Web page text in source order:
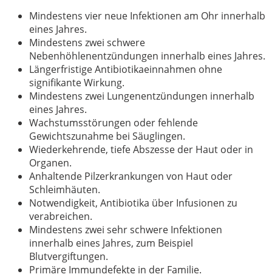
Mindestens vier neue Infektionen am Ohr innerhalb
eines Jahres.
Mindestens zwei schwere
Nebenhöhlenentzündungen innerhalb eines Jahres.
Längerfristige Antibiotikaeinnahmen ohne
signifikante Wirkung.
Mindestens zwei Lungenentzündungen innerhalb
eines Jahres.
Wachstumsstörungen oder fehlende
Gewichtszunahme bei Säuglingen.
Wiederkehrende, tiefe Abszesse der Haut oder in
Organen.
Anhaltende Pilzerkrankungen von Haut oder
Schleimhäuten.
Notwendigkeit, Antibiotika über Infusionen zu
verabreichen.
Mindestens zwei sehr schwere Infektionen
innerhalb eines Jahres, zum Beispiel
Blutvergiftungen.
Primäre Immundefekte in der Familie.